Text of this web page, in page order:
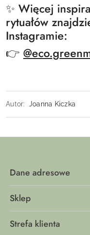
✨ Więcej
rytuałów
Instagramie:
👉
Autor: Joanna Kiczka
Dane adresowe
Sklep
Strefa klienta